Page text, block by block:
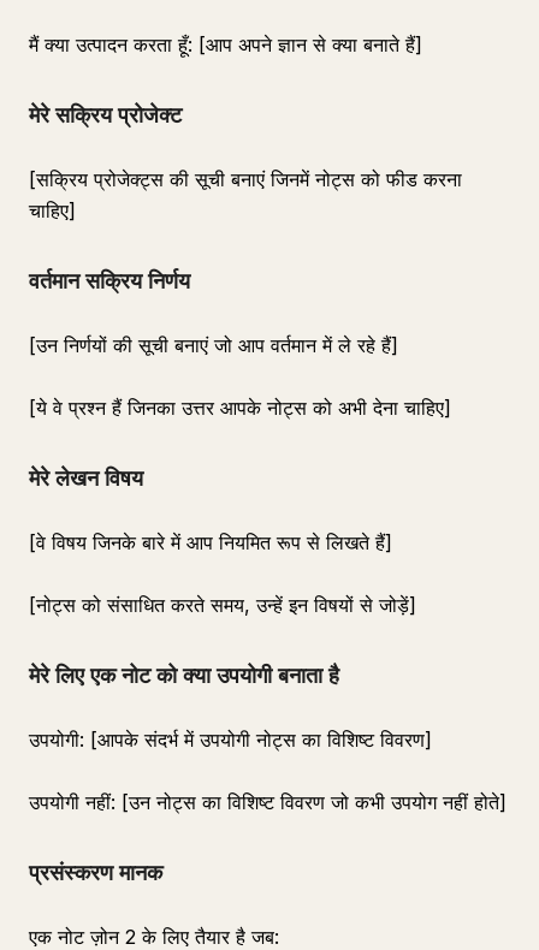
मैं क्या उत्पादन करता हूँ: [आप अपने ज्ञान से क्या बनाते हैं]
मेरे सक्रिय प्रोजेक्ट
[सक्रिय प्रोजेक्ट्स की सूची बनाएं जिनमें नोट्स को फीड करना
चाहिए]
वर्तमान सक्रिय निर्णय
[उन निर्णयों की सूची बनाएं जो आप वर्तमान में ले रहे हैं]
[ये वे प्रश्न हैं जिनका उत्तर आपके नोट्स को अभी देना चाहिए]
मेरे लेखन विषय
[वे विषय जिनके बारे में आप नियमित रूप से लिखते हैं]
[नोट्स को संसाधित करते समय, उन्हें इन विषयों से जोड़ें]
मेरे लिए एक नोट को क्या उपयोगी बनाता है
उपयोगी: [आपके संदर्भ में उपयोगी नोट्स का विशिष्ट विवरण]
उपयोगी नहीं: [उन नोट्स का विशिष्ट विवरण जो कभी उपयोग नहीं होते]
प्रसंस्करण मानक
एक नोट ज़ोन 2 के लिए तैयार है जब: